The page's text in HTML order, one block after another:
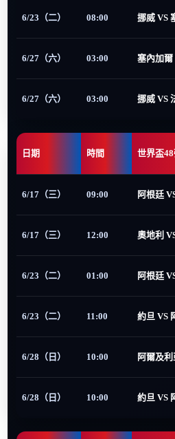
6/23（二） 08:00 挪威 VS
6/27（六） 03:00 塞內加爾
6/27（六） 03:00 挪威 VS
日期 時間 世界盃
6/17（三） 09:00 阿根廷
6/17（三） 12:00 奧地利
6/23（二） 01:00 阿根廷
6/23（二） 11:00 約旦 VS
6/28（日） 10:00 阿爾及利
6/28（日） 10:00 約旦 VS